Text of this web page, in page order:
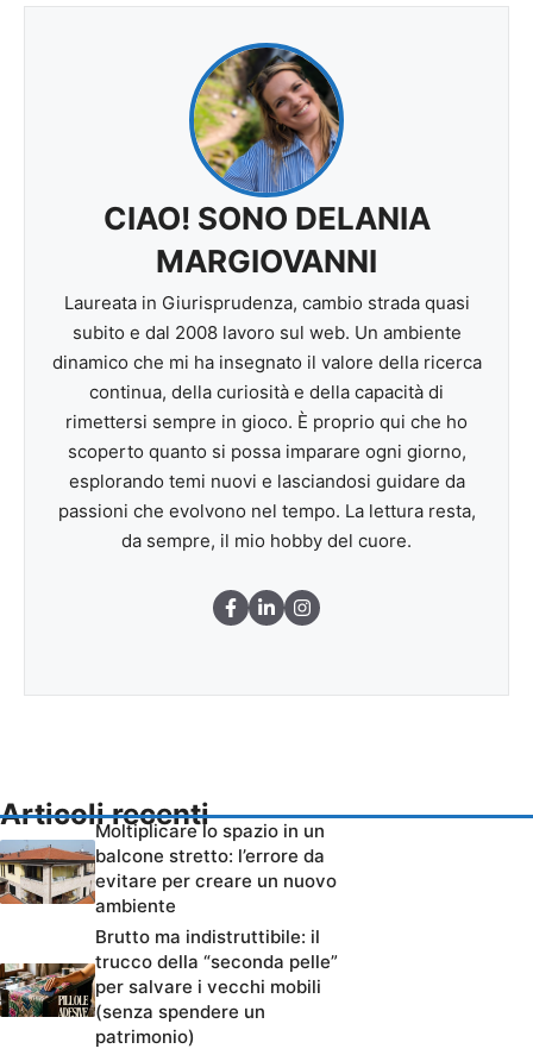
CIAO! SONO DELANIA
MARGIOVANNI
Laureata in Giurisprudenza, cambio strada quasi
subito e dal 2008 lavoro sul web. Un ambiente
dinamico che mi ha insegnato il valore della ricerca
continua, della curiosità e della capacità di
rimettersi sempre in gioco. È proprio qui che ho
scoperto quanto si possa imparare ogni giorno,
esplorando temi nuovi e lasciandosi guidare da
passioni che evolvono nel tempo. La lettura resta,
da sempre, il mio hobby del cuore.
Articoli recenti
Moltiplicare lo spazio in un
balcone stretto: l’errore da
evitare per creare un nuovo
ambiente
Brutto ma indistruttibile: il
trucco della “seconda pelle”
per salvare i vecchi mobili
(senza spendere un
patrimonio)